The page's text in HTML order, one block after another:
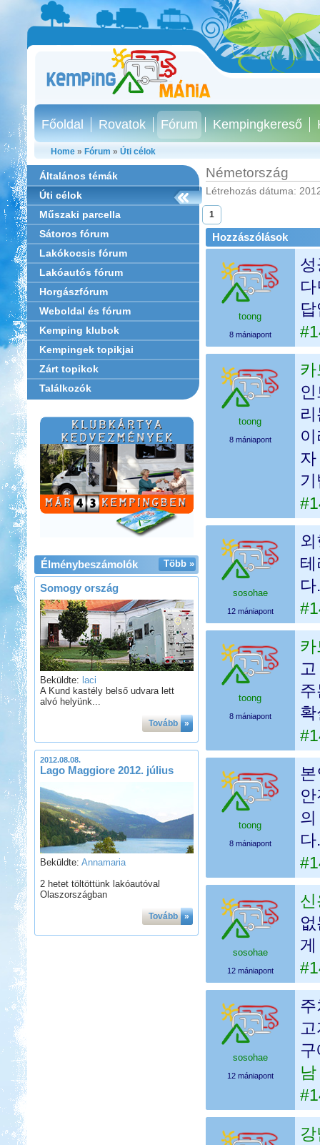
Főoldal Rovatok Fórum Kempingkereső
Home » Fórum » Úti célok
Általános témák
Úti célok
Műszaki parcella
Sátoros fórum
Lakókocsis fórum
Lakóautós fórum
Horgászfórum
Weboldal és fórum
Kemping klubok
Kempingek topikjai
Zárt topikok
Találkozók
Több »
Élménybeszámolók
Somogy ország
Beküldte: laci
A Kund kastély belső udvara lett
alvó helyünk...
Tovább »
2012.08.08.
Lago Maggiore 2012. július
Beküldte: Annamaria
2 hetet töltöttünk lakóautóval
Olaszországban
Tovább »
Németország
Létrehozás dátuma:
1
Hozzászólások
toong
8 mániapont
toong
8 mániapont
sosohae
12 mániapont
다.
toong
8 mániapont
toong
8 mániapont
다.
sosohae
12 mániapont
sosohae
12 mániapont